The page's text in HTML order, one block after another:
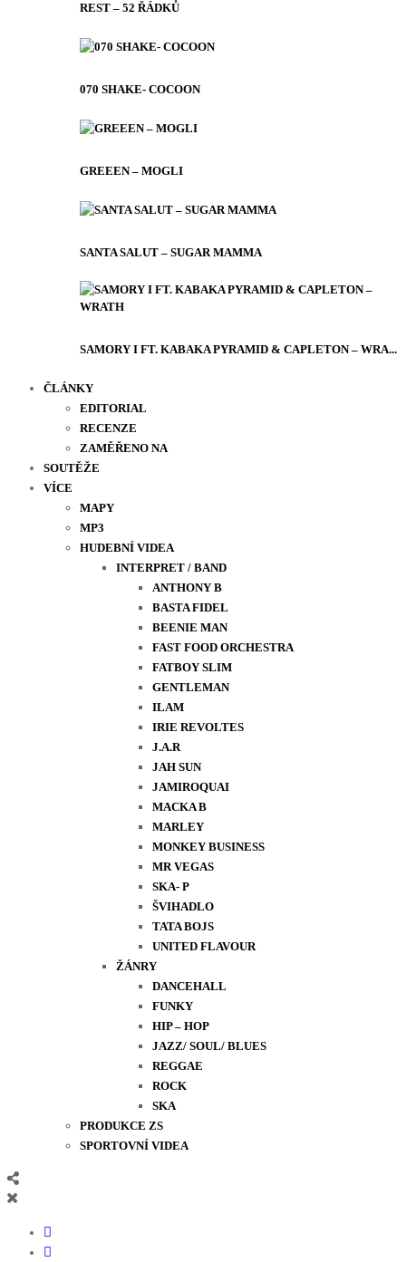
REST – 52 ŘÁDKŮ
070 SHAKE- COCOON
GREEEN – MOGLI
SANTA SALUT – SUGAR MAMMA
SAMORY I FT. KABAKA PYRAMID & CAPLETON – WRA...
ČLÁNKY
EDITORIAL
RECENZE
ZAMĚŘENO NA
SOUTĚŽE
VÍCE
MAPY
MP3
HUDEBNÍ VIDEA
INTERPRET / BAND
ANTHONY B
BASTA FIDEL
BEENIE MAN
FAST FOOD ORCHESTRA
FATBOY SLIM
GENTLEMAN
ILAM
IRIE REVOLTES
J.A.R
JAH SUN
JAMIROQUAI
MACKA B
MARLEY
MONKEY BUSINESS
MR VEGAS
SKA- P
ŠVIHADLO
TATA BOJS
UNITED FLAVOUR
ŽÁNRY
DANCEHALL
FUNKY
HIP – HOP
JAZZ/ SOUL/ BLUES
REGGAE
ROCK
SKA
PRODUKCE ZS
SPORTOVNÍ VIDEA